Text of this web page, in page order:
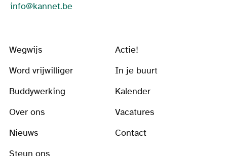
info@kannet.be
Wegwijs
Actie!
Word vrijwilliger
In je buurt
Buddywerking
Kalender
Over ons
Vacatures
Nieuws
Contact
Steun ons